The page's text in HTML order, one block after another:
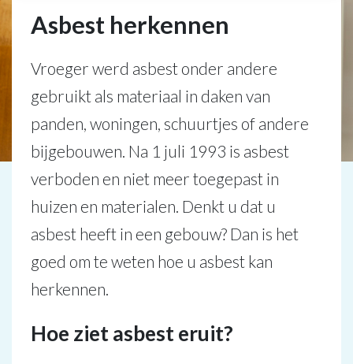
Asbest herkennen
Vroeger werd asbest onder andere
gebruikt als materiaal in daken van
panden, woningen, schuurtjes of andere
bijgebouwen. Na 1 juli 1993 is asbest
verboden en niet meer toegepast in
huizen en materialen. Denkt u dat u
asbest heeft in een gebouw? Dan is het
goed om te weten hoe u asbest kan
herkennen.
Hoe ziet asbest eruit?